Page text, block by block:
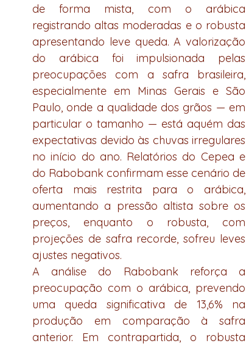
de forma mista, com o arábica
registrando altas moderadas e o robusta
apresentando leve queda. A valorização
do arábica foi impulsionada pelas
preocupações com a safra brasileira,
especialmente em Minas Gerais e São
Paulo, onde a qualidade dos grãos — em
particular o tamanho — está aquém das
expectativas devido às chuvas irregulares
no início do ano. Relatórios do Cepea e
do Rabobank confirmam esse cenário de
oferta mais restrita para o arábica,
aumentando a pressão altista sobre os
preços, enquanto o robusta, com
projeções de safra recorde, sofreu leves
ajustes negativos.
A análise do Rabobank reforça a
preocupação com o arábica, prevendo
uma queda significativa de 13,6% na
produção em comparação à safra
anterior. Em contrapartida, o robusta